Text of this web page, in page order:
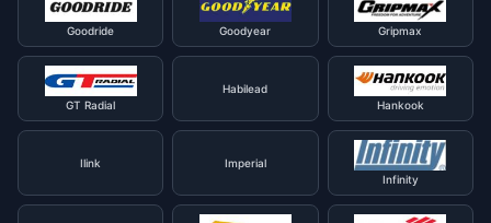
Goodride Goodyear Gripmax
GT Radial
Habilead
Hankook
Ilink
Imperial
Infinity